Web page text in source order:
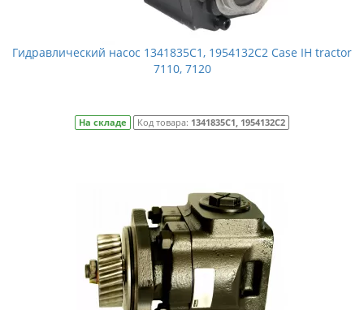
Гидравлический насос 1341835C1, 1954132C2 Case IH tractor
7110, 7120
На складе Код товара: 1341835C1, 1954132C2